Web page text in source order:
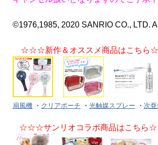
©1976,1985, 2020 SANRIO CO., LTD.
☆☆☆新作＆オススメ商品はこち
扇風機 ・ クリアポーチ ・ 光触媒スプレー ・ 次
☆☆☆サンリオコラボ商品はこち